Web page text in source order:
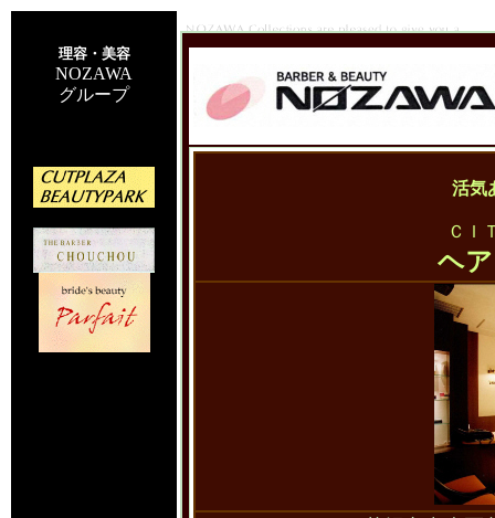
理容・美容
NOZAWA
グループ
活気
ＣＩ
ヘ